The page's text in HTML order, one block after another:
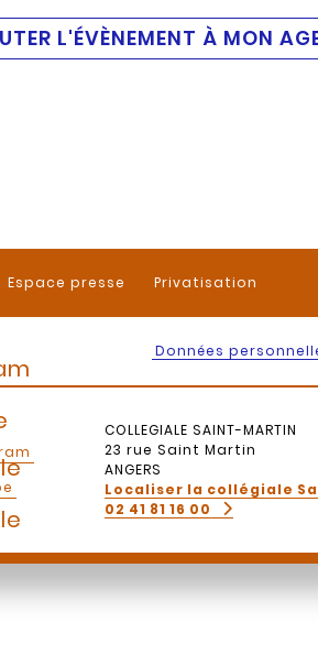
L'ÉVÈNEMENT À MON
Espace presse Privatisation
Données
COLLEGIALE SAINT-MARTIN
23 rue Saint Martin
ANGERS
Localiser la collégiale
02 41 81 16 00